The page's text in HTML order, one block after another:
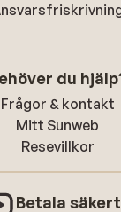
du
Frågor & kontakt
Mitt Sunweb
Resevillkor
Betala